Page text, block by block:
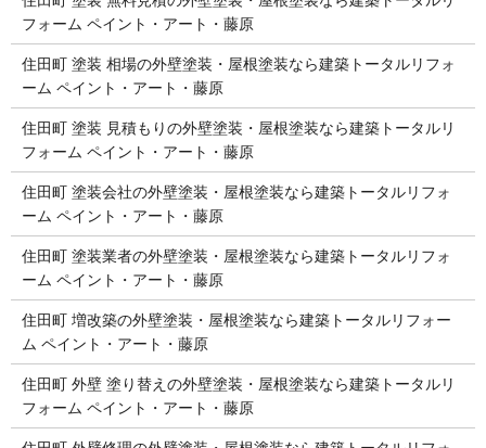
フォーム ペイント・アート・藤原
住田町 塗装 相場の外壁塗装・屋根塗装なら建築トータルリフォ
ーム ペイント・アート・藤原
住田町 塗装 見積もりの外壁塗装・屋根塗装なら建築トータルリ
フォーム ペイント・アート・藤原
住田町 塗装会社の外壁塗装・屋根塗装なら建築トータルリフォ
ーム ペイント・アート・藤原
住田町 塗装業者の外壁塗装・屋根塗装なら建築トータルリフォ
ーム ペイント・アート・藤原
住田町 増改築の外壁塗装・屋根塗装なら建築トータルリフォー
ム ペイント・アート・藤原
住田町 外壁 塗り替えの外壁塗装・屋根塗装なら建築トータルリ
フォーム ペイント・アート・藤原